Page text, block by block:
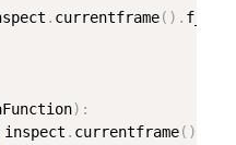
. currentframe( ) .
) :
inspect . currentframe( )